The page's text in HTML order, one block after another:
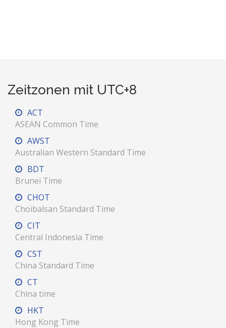
Zeitzonen mit UTC+8
ACT
ASEAN Common Time
AWST
Australian Western Standard Time
BDT
Brunei Time
CHOT
Choibalsan Standard Time
CIT
Central Indonesia Time
CST
China Standard Time
CT
China time
HKT
Hong Kong Time